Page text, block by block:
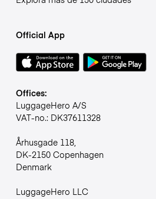
Official App
Offices:
LuggageHero A/S
VAT-no.: DK37611328
Århusgade 118,
DK-2150 Copenhagen
Denmark
LuggageHero LLC